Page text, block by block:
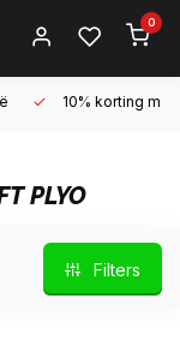
0
10% korting met een
PLYO
Filters